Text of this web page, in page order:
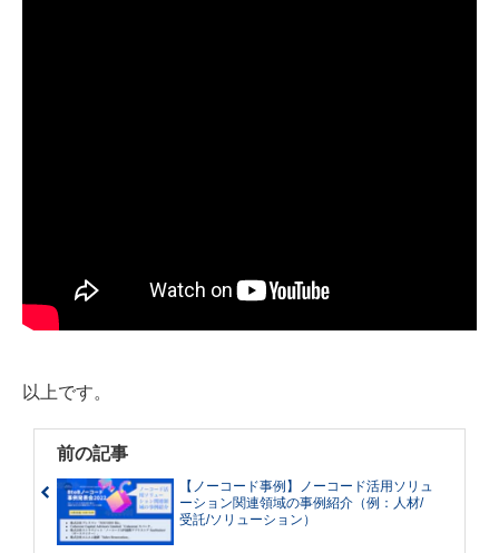
以上です。
前の記事
【ノーコード事例】ノーコード活用ソリュ
ーション関連領域の事例紹介（例：人材/
受託/ソリューション）